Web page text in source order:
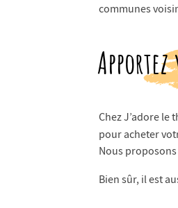
communes
Chez J’adore le
pour acheter
Nous proposons
Bien sûr, il est